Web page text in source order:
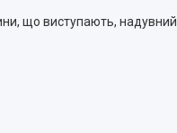
що виступають, надувний